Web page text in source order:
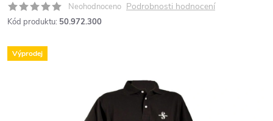
Neohodnoceno Podrobnosti hodnocení
Kód produktu: 50.972.300
Výprodej